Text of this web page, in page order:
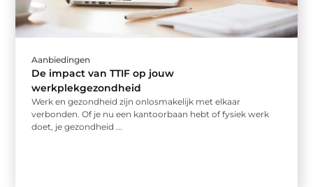
Aanbiedingen
De impact van TTIF op jouw
werkplekgezondheid
Werk en gezondheid zijn onlosmakelijk met elkaar
verbonden. Of je nu een kantoorbaan hebt of fysiek werk
doet, je gezondheid ...